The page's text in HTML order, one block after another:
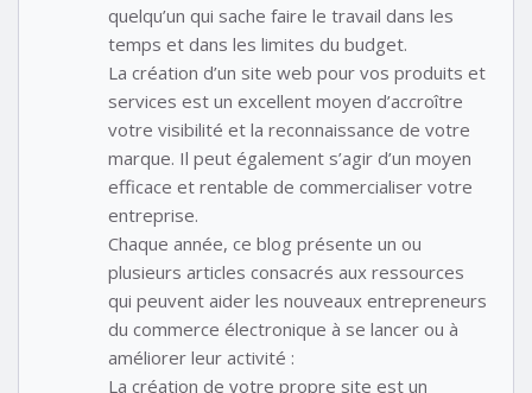
quelqu’un qui sache faire le travail dans les
temps et dans les limites du budget.
La création d’un site web pour vos produits et
services est un excellent moyen d’accroître
votre visibilité et la reconnaissance de votre
marque. Il peut également s’agir d’un moyen
efficace et rentable de commercialiser votre
entreprise.
Chaque année, ce blog présente un ou
plusieurs articles consacrés aux ressources
qui peuvent aider les nouveaux entrepreneurs
du commerce électronique à se lancer ou à
améliorer leur activité :
La création de votre propre site est un